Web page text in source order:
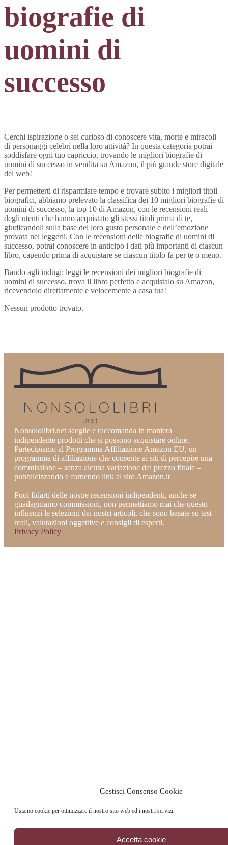
Gestisci Consenso Cookie
Usiamo cookie per ottimizzare il nostro sito web ed i nostri servizi.
Accetta cookie
biografie di
uomini di
successo
Cerchi ispirazione o sei curioso di conoscere vita, morte e miracoli
di personaggi celebri nella loro attività? In questa categoria potrai
soddisfare ogni tuo capriccio, trovando le migliori biografie di
uomini di successo in vendita su Amazon, il più grande store digitale
del web!
Per permetterti di risparmiare tempo e trovare subito i migliori titoli
biografici, abbiamo prelevato la classifica dei 10 migliori biografie di
uomini di successo, la top 10 di Amazon, con le recensioni reali
degli utenti che hanno acquistato gli stessi titoli prima di te,
giudicandoli sulla base del loro gusto personale e dell’emozione
provata nel leggerli. Con le recensioni delle biografie di uomini di
successo, potrai conoscere in anticipo i dati più importanti di ciascun
libro, capendo prima di acquistare se ciascun titolo fa per te o meno.
Bando agli indugi: leggi le recensioni dei migliori biografie di
uomini di successo, trova il libro perfetto e acquistalo su Amazon,
ricevendolo direttamente e velocemente a casa tua!
Nessun prodotto trovato.
Nonsololibri.net sceglie e raccomanda in maniera
indipendente prodotti che si possono acquistare online.
Partecipiamo al Programma Affiliazione Amazon EU, un
programma di affiliazione che consente ai siti di percepire una
commissione – senza alcuna variazione del prezzo finale –
pubblicizzando e fornendo link al sito Amazon.it
Puoi fidarti delle nostre recensioni indipendenti, anche se
guadagniamo commissioni, non permettiamo mai che questo
influenzi le selezioni dei nostri articoli, che sono basate su test
reali, valutazioni oggettive e consigli di esperti.
Privacy Policy